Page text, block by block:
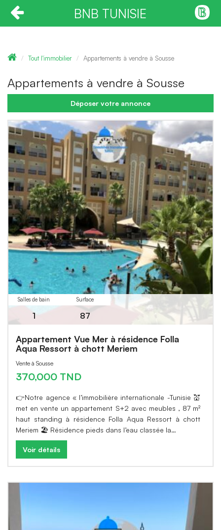
BNB TUNISIE
Tout l'immobilier Appartements à vendre à Sousse
Appartements à vendre à Sousse
Déposer votre annonce
Salles de bain
1
Surface
87
Appartement Vue Mer à résidence Folla
Aqua Ressort à chott Meriem
Vente à Sousse
370,000 TND
👉Notre agence « l’immobilière internationale -Tunisie 💒
met en vente un appartement S+2 avec meubles , 87 m²
haut standing à résidence Folla Aqua Ressort à chott
Meriem 🏖 Résidence pieds dans l’eau classée la…
Voir détails